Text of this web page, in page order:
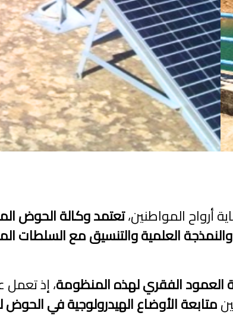
أرواح المواطنين،تعتمد وكالة الحوض
والنمذجة العلمية والتنسيق مع السلطات
، إذ
متابعة الأوضاع الهيدرولوجية في